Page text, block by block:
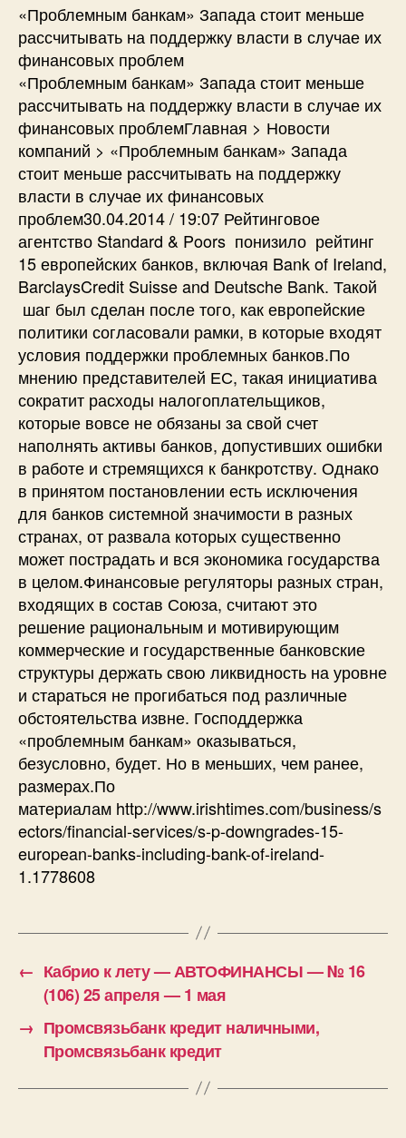
«Проблемным банкам» Запада стоит меньше
рассчитывать на поддержку власти в случае их
финансовых проблем
«Проблемным банкам» Запада стоит меньше
рассчитывать на поддержку власти в случае их
финансовых проблемГлавная > Новости
компаний > «Проблемным банкам» Запада
стоит меньше рассчитывать на поддержку
власти в случае их финансовых
проблем30.04.2014 / 19:07 Рейтинговое
агентство Standard & Poors понизило рейтинг
15 европейских банков, включая Bank of Ireland,
BarclaysCredit Suisse and Deutsche Bank. Такой
шаг был сделан после того, как европейские
политики согласовали рамки, в которые входят
условия поддержки проблемных банков.По
мнению представителей ЕС, такая инициатива
сократит расходы налогоплательщиков,
которые вовсе не обязаны за свой счет
наполнять активы банков, допустивших ошибки
в работе и стремящихся к банкротству. Однако
в принятом постановлении есть исключения
для банков системной значимости в разных
странах, от развала которых существенно
может пострадать и вся экономика государства
в целом.Финансовые регуляторы разных стран,
входящих в состав Союза, считают это
решение рациональным и мотивирующим
коммерческие и государственные банковские
структуры держать свою ликвидность на уровне
и стараться не прогибаться под различные
обстоятельства извне. Господдержка
«проблемным банкам» оказываться,
безусловно, будет. Но в меньших, чем ранее,
размерах.По
материалам http://www.irishtimes.com/business/s
ectors/financial-services/s-p-downgrades-15-
european-banks-including-bank-of-ireland-
1.1778608
← Кабрио к лету — АВТОФИНАНСЫ — № 16
(106) 25 апреля — 1 мая
→ Промсвязьбанк кредит наличными,
Промсвязьбанк кредит